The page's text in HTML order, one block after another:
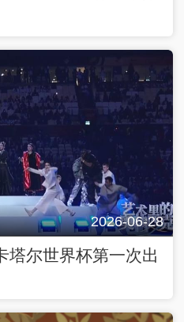
2026-06-28
塔尔世界杯第一次出